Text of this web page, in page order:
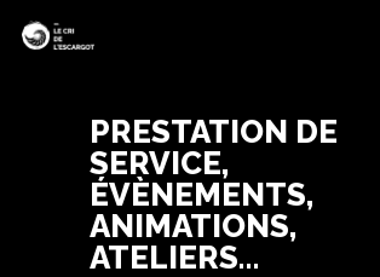
PRESTATION DE
SERVICE,
ÉVÈNEMENTS,
ANIMATIONS,
ATELIERS…